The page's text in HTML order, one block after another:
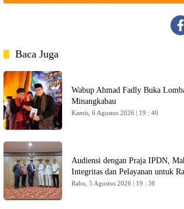
Baca Juga
Wabup Ahmad Fadly Buka
Minangkabau
Kamis, 6 Agustus 2026 | 19 : 40
Audiensi dengan Praja IPDN,
Integritas dan Pelayanan untuk
Rabu, 5 Agustus 2026 | 19 : 36